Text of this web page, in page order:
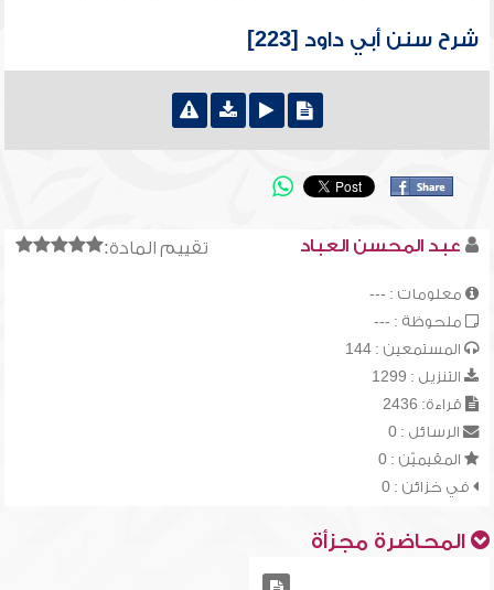
شرح سنن أبي داود [223]
تقييم المادة: عبد المحسن العباد
معلومات : ---
ملحوظة : ---
المستمعين : 144
التنزيل : 1299
قراءة: 2436
الرسائل : 0
المقيميّن : 0
في خزائن : 0
المحاضرة مجزأة